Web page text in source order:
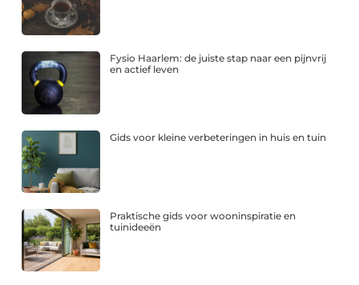
Fysio Haarlem: de juiste stap naar een pijnvrij
en actief leven
Gids voor kleine verbeteringen in huis en tuin
Praktische gids voor wooninspiratie en
tuinideeën